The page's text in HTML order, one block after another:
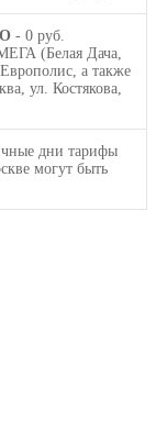
- 0 руб.
(Белая Дача,
а также
ул. Костякова,
дни тарифы
могут быть